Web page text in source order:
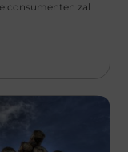
consumenten zal